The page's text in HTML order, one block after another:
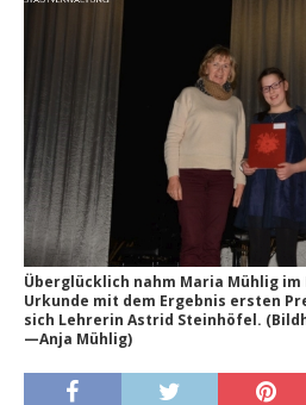
Überglücklich nahm Maria Mühlig
Urkunde mit dem Ergebnis ersten
sich Lehrerin Astrid Steinhöfel.
—Anja Mühlig)